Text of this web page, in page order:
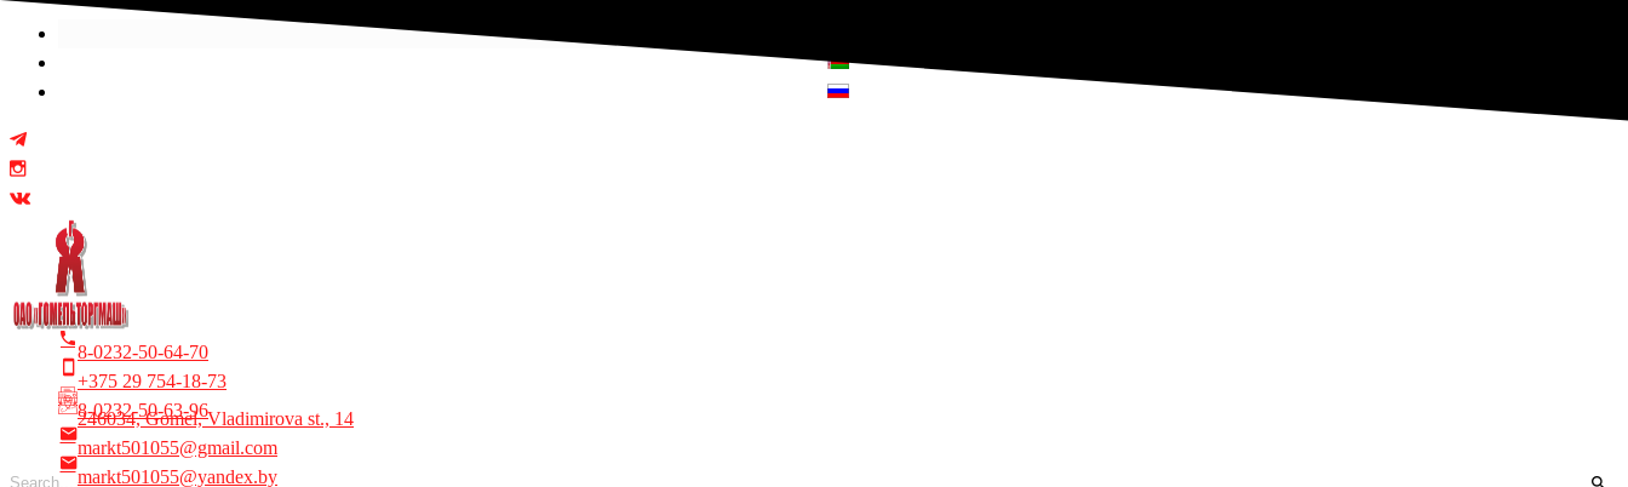
Select your language
8-0232-50-64-70
+375 29 754-18-73
8-0232-50-63-96
246034, Gomel, Vladimirova st., 14
markt501055@gmail.com
markt501055@yandex.by